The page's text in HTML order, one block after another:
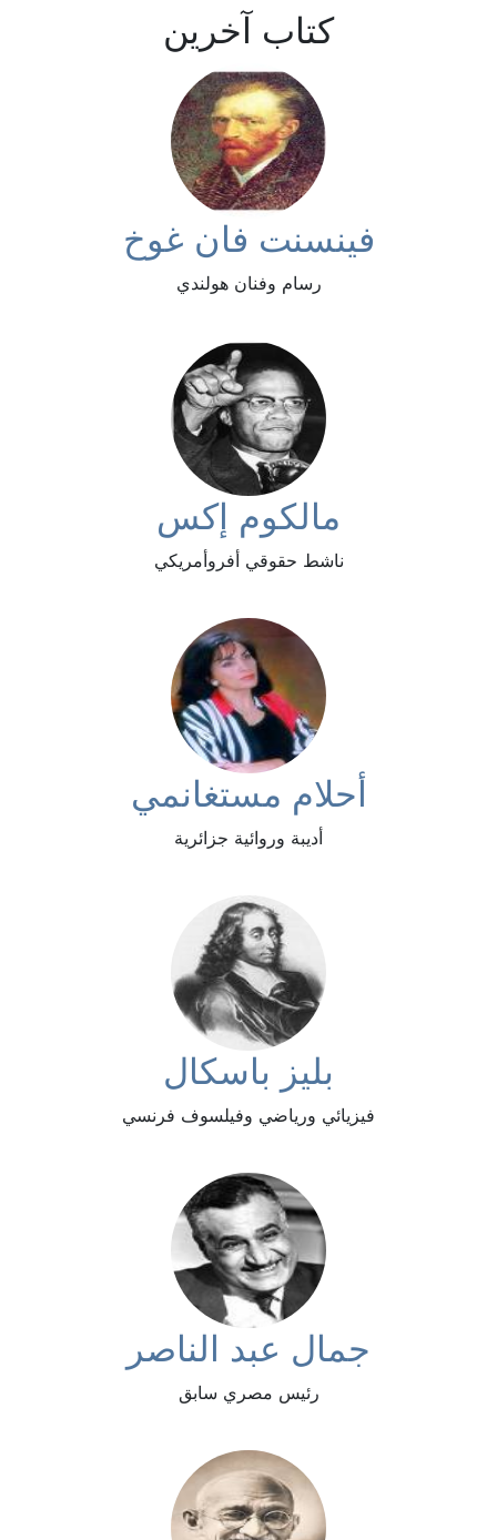
كتاب آخرين
فينسنت فان غوخ
رسام وفنان هولندي
مالكوم إكس
ناشط حقوقي أفروأمريكي
أحلام مستغانمي
أديبة وروائية جزائرية
بليز باسكال
فيزيائي ورياضي وفيلسوف فرنسي
جمال عبد الناصر
رئيس مصري سابق